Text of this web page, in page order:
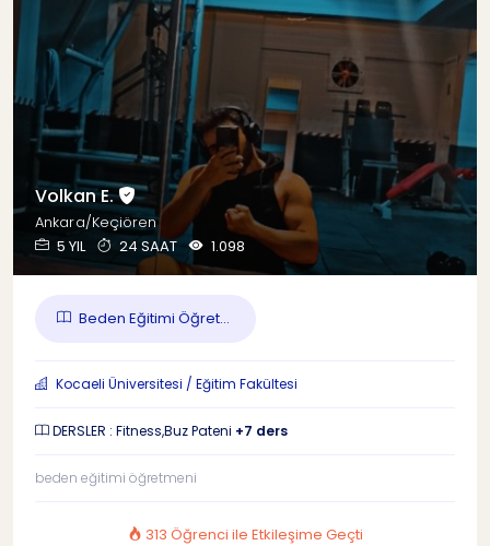
Volkan E.
Ankara/Keçiören
5 YIL
24 SAAT 1.098
Beden Eğitimi Öğret...
Kocaeli Üniversitesi / Eğitim Fakültesi
DERSLER : Fitness,Buz Pateni +7 ders
beden eğitimi öğretmeni
313 Öğrenci ile Etkileşime Geçti